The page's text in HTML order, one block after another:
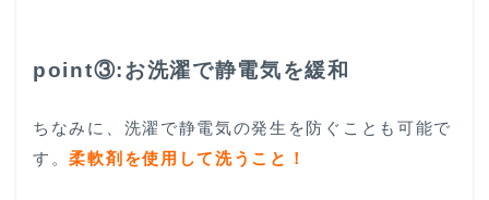
point③:お洗濯で静電気を緩和
ちなみに、洗濯で静電気の発生を防ぐことも可能で
す。柔軟剤を使用して洗うこと！